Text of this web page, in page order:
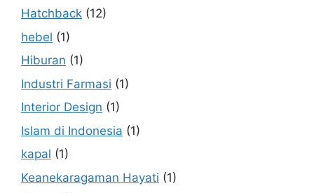
Hatchback (12)
hebel (1)
Hiburan (1)
Industri Farmasi (1)
Interior Design (1)
Islam di Indonesia (1)
kapal (1)
Keanekaragaman Hayati (1)